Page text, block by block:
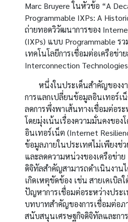
Marc Bruyere ในหัวข้อ “A
Programmable IXPs: A
ถ่ายทอดวิวัฒนาการของ
(IXPs) แบบ Programmable ร
เทคโนโลยีการเชื่อมต่อเครือข่า
Interconnection
หนึ่งในประเด็นสำคัญของง
การแลกเปลี่ยนข้อมูลอินเทอร์เ
ลดการพึ่งพาเส้นทางเชื่อมต่อระ
โดยมุ่งเน้นเรื่องความมั่นคงของ
อินเทอร์เน็ต (Internet
ข้อมูลภายในประเทศไม่เพียงช่
และลดความหน่วงของเครือข่า
ดิจิทัลสำคัญสามารถดำเนินงาน
เกิดเหตุขัดข้อง เช่น สายเคเบิล
ปัญหาการเชื่อมต่อระหว่างประ
บทบาทสำคัญของการเชื่อมต่อภ
สนับสนุนเศรษฐกิจดิจิทัลและกา